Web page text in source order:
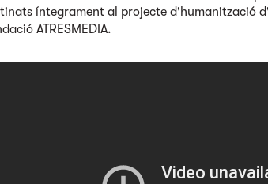
íntegrament al projecte d'humanització
ATRESMEDIA.